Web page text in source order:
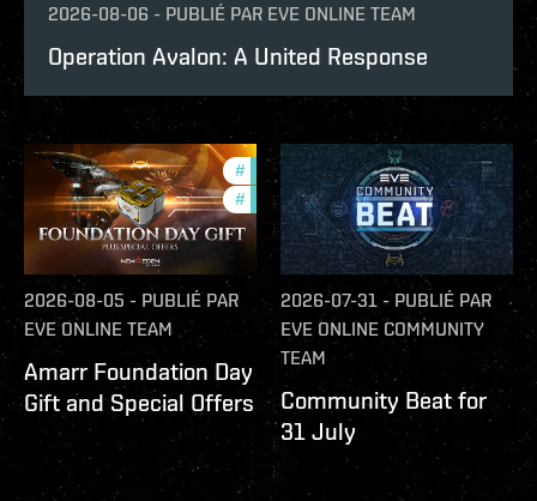
2026-08-06 - PUBLIÉ PAR EVE ONLINE TEAM
Operation Avalon: A United Response
# offers
# in-game-events
2026-08-05 - PUBLIÉ PAR
EVE ONLINE TEAM
Amarr Foundation Day
Gift and Special Offers
2026-07-31 - PUBLIÉ PAR
EVE ONLINE COMMUNITY
TEAM
Community Beat for
31 July